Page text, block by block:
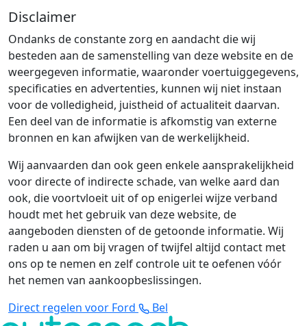
Disclaimer
Ondanks de constante zorg en aandacht die wij
besteden aan de samenstelling van deze website en de
weergegeven informatie, waaronder voertuiggegevens,
specificaties en advertenties, kunnen wij niet instaan
voor de volledigheid, juistheid of actualiteit daarvan.
Een deel van de informatie is afkomstig van externe
bronnen en kan afwijken van de werkelijkheid.
Wij aanvaarden dan ook geen enkele aansprakelijkheid
voor directe of indirecte schade, van welke aard dan
ook, die voortvloeit uit of op enigerlei wijze verband
houdt met het gebruik van deze website, de
aangeboden diensten of de getoonde informatie. Wij
raden u aan om bij vragen of twijfel altijd contact met
ons op te nemen en zelf controle uit te oefenen vóór
het nemen van aankoopbeslissingen.
Direct regelen voor Ford
Bel